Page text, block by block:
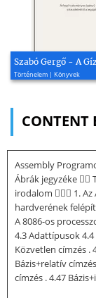
Szabó Gergő - A
Történelem | Könyvek
CONTENT
Assembly
Ábrák jegyzéke 
irodalom  1. Az
hardverének
A 8086-os
4.3 Adattípusok
Közvetlen címzés .
Bázis+relatív
címzés . 4.47